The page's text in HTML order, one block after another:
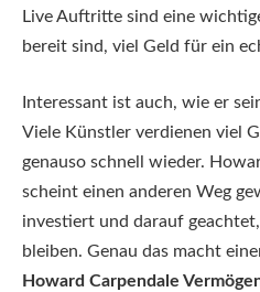
Live Auftritte sind eine
bereit sind, viel Geld für ein
Interessant ist auch, wie er
Viele Künstler verdienen viel
genauso schnell wieder.
scheint einen anderen Weg
investiert und darauf
bleiben. Genau das macht
Howard Carpendale